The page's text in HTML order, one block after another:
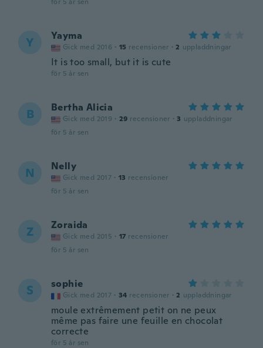
Y Yayma
Gick med 2016 · 15 recensioner · 2 uppladdningar
It is too small, but it is cute
för 5 år sen
B Bertha Alicia
Gick med 2019 · 29 recensioner · 3 uppladdningar
för 5 år sen
N Nelly
Gick med 2017 · 13 recensioner
för 5 år sen
Z Zoraida
Gick med 2015 · 17 recensioner
för 5 år sen
S sophie
Gick med 2017 · 34 recensioner · 2 uppladdningar
moule extrêmement petit on ne peux
même pas faire une feuille en chocolat
correcte
för 5 år sen